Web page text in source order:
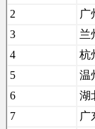
2
广
3
兰
4
杭
5
温
6
湖
7
广